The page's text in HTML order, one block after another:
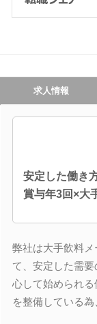
求人情報
安定した働き
賞与年3回×大
弊社は大手飲料
て、安定した需
心して始められ
を整備している為